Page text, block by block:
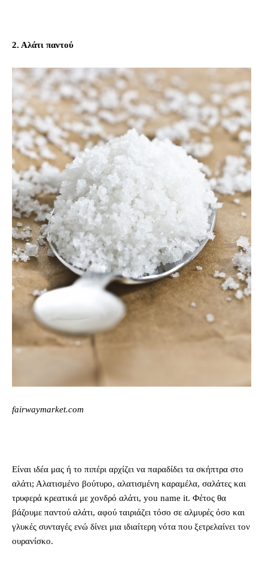
2. Αλάτι παντού
fairwaymarket.com
Είναι ιδέα μας ή το πιπέρι αρχίζει να παραδίδει τα σκήπτρα στο
αλάτι; Αλατισμένο βούτυρο, αλατισμένη καραμέλα, σαλάτες και
τρυφερά κρεατικά με χονδρό αλάτι, you name it. Φέτος θα
βάζουμε παντού αλάτι, αφού ταιριάζει τόσο σε αλμυρές όσο και
γλυκές συνταγές ενώ δίνει μια ιδιαίτερη νότα που ξετρελαίνει τον
ουρανίσκο.